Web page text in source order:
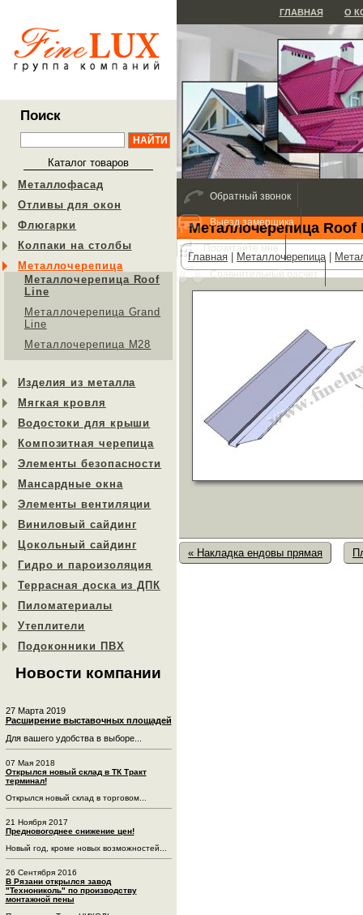
Поиск
Каталог товаров
Металлофасад
Отливы для окон
Флюгарки
Колпаки на столбы
Металлочерепица
Металлочерепица Roof
Line
Металлочерепица Grand
Line
Металлочерепица М28
Изделия из металла
Мягкая кровля
Водостоки для крыши
Композитная черепица
Элементы безопасности
Мансардные окна
Элементы вентиляции
Виниловый сайдинг
Цокольный сайдинг
Гидро и пароизоляция
Террасная доска из ДПК
Пиломатериалы
Утеплители
Подоконники ПВХ
Новости компании
27 Марта 2019
Расширение выставочных площадей
Для вашего удобства в выборе...
07 Мая 2018
Открылся новый склад в ТК Тракт
терминал!
Открылся новый склад в торговом...
21 Ноября 2017
Предновогоднее снижение цен!
Новый год, кроме новых возможностей...
26 Сентября 2016
В Рязани открылся завод
"Технониколь" по производству
монтажной пены
ГЛАВНАЯ О
Металлочерепица Roof
Главная Металлочерепица|
« Накладка ендовы прямая
Обратный звонок
Выезд замерщика
Посчитайте мне
Сравнительный расчет